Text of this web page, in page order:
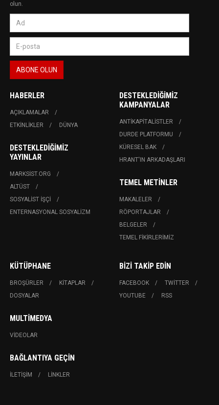
olun.
HABERLER
AÇIKLAMALAR
ETKINLIKLER
DÜNYA
DESTEKLEDIĞIMIZ
YAYINLAR
MARKSIST.ORG
ALTÜST
SOSYALIST İŞÇI
ENTERNASYONAL SOSYALIZM
DESTEKLEDIĞIMIZ
KAMPANYALAR
ANTIKAPITALISTLER
DURDE PLATFORMU
KÜRESEL BAK
HRANT'IN ARKADAŞLARI
TEMEL METINLER
MAKALELER
RÖPORTAJLAR
BELGELER
TEMEL FIKIRLERIMIZ
KÜTÜPHANE
BROŞÜRLER
KITAPLAR
DOSYALAR
MULTIMEDYA
VIDEOLAR
BAĞLANTIYA GEÇIN
İLETIŞIM LINKLER
BIZI TAKIP EDIN
FACEBOOK
TWITTER
YOUTUBE
RSS